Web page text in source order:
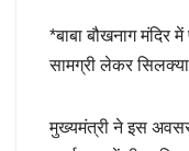
*बाबा बौखनाग मंदिर
सामग्री लेकर
मुख्यमंत्री ने इस अवसर